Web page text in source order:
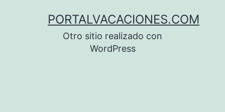
PORTALVACACIONES.COM
Otro sitio realizado con
WordPress